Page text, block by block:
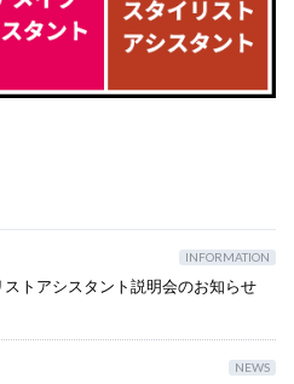
INFORMATION
ストアシスタント説明会のお知らせ
NEWS